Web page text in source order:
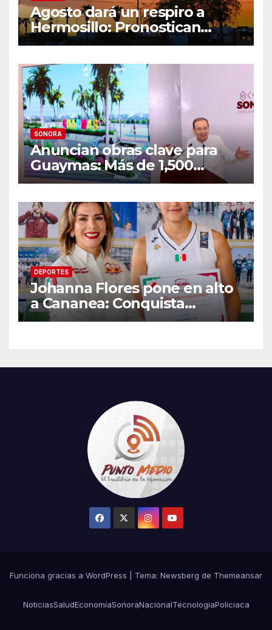
Agosto dará un respiro a
Hermosillo: Pronostican
semana lluviosa y
SONORA
Anuncian obras clave para
Guaymas: Más de 1,500
viviendas, modernización del
IMSS
DEPORTES
Johanna Flores pone en alto
a Cananea: Conquista
medalla de plata con la
Centroamericanos
Funciona gracias a WordPress Tema: Newsberg de Themeansar
NoticiasSaludEconomíaSonoraNacionalTecnologiaPoliciaca